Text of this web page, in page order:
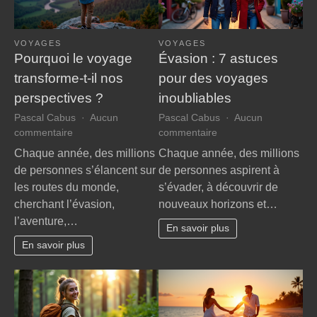
VOYAGES
Pourquoi le voyage
transforme-t-il nos
perspectives ?
Pascal Cabus
Aucun
commentaire
Pourquoi
voyage
transforme-
t-
il
nos
perspectives
Chaque année, des millions
de personnes s’élancent sur
les routes du monde,
cherchant l’évasion,
l’aventure,…
En savoir plus
VOYAGES
Évasion : 7 astuces
pour des voyages
inoubliables
Pascal Cabus
Aucun
commentaire
Évasion
7
astuces
pour
des
voyages
Chaque année, des millions
de personnes aspirent à
s’évader, à découvrir de
nouveaux horizons et…
En savoir plus